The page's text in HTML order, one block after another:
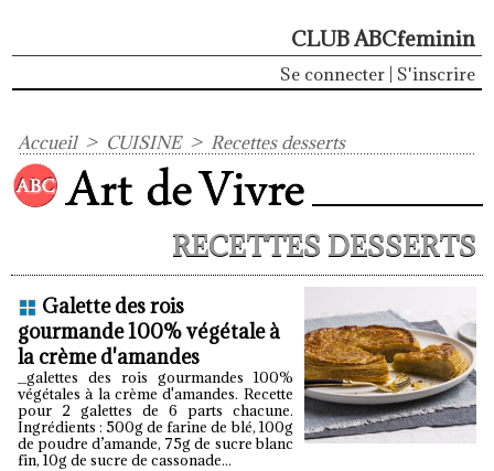
CLUB ABCfeminin
Se connecter S'inscrire
Accueil > CUISINE > Recettes desserts
RECETTES DESSERTS
Galette des rois
gourmande 100% végétale à
la crème d'amandes
_galettes des rois gourmandes 100%
végétales à la crème d'amandes. Recette
pour 2 galettes de 6 parts chacune.
Ingrédients : 500g de farine de blé, 100g
de poudre d’amande, 75g de sucre blanc
fin, 10g de sucre de cassonade...